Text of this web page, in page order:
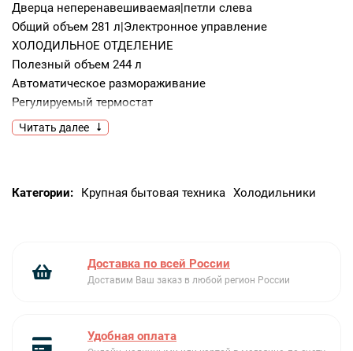
Дверца неперенавешиваемая|петли слева
Общий объем 281 л|Электронное управление
ХОЛОДИЛЬНОЕ ОТДЕЛЕНИЕ
Полезный объем 244 л
Автоматическое размораживание
Регулируемый термостат
Вентилятор
2 регулируемые полки из закаленного стекла
Зона сохранения свежести
3 регулируемые полки
Полезный объем 26 л
Читать далее
Категории: Крупная бытовая техника Холодильники
Доставка по всей России
Доставим Ваш заказ в любой регион России
Удобная оплата